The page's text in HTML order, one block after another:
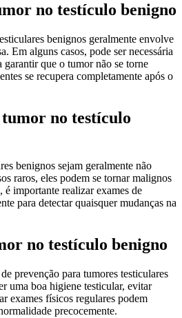
no testículo benigno
benignos geralmente envolve
Em alguns casos, pode ser necessária
que o tumor não se torne
se recupera completamente após o
no testículo
benignos sejam geralmente não
raros, eles podem se tornar malignos
importante realizar exames de
para detectar quaisquer mudanças na
no testículo benigno
prevenção para tumores testiculares
uma boa higiene testicular, evitar
exames físicos regulares podem
precocemente.